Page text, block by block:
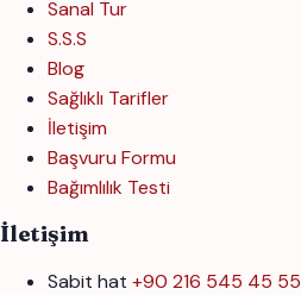
Sanal Tur
S.S.S
Blog
Sağlıklı Tarifler
İletişim
Başvuru Formu
Bağımlılık Testi
İletişim
Sabit hat +90 216 545 45 55